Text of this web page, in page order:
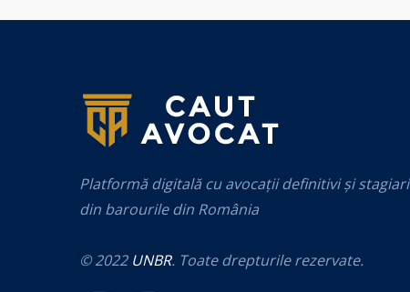
Platformă digitală cu avocații definitivi și stagiari
din barourile din România
© 2022 UNBR. Toate drepturile rezervate.